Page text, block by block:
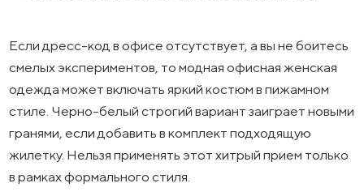
Если дресс-код в офисе отсутствует, а вы не боитесь
смелых экспериментов, то модная офисная женская
одежда может включать яркий костюм в пижамном
стиле. Черно-белый строгий вариант заиграет новыми
гранями, если добавить в комплект подходящую
жилетку. Нельзя применять этот хитрый прием только
в рамках формального стиля.